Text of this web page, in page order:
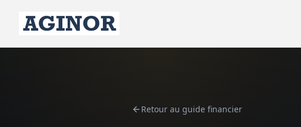
Retour au guide financier